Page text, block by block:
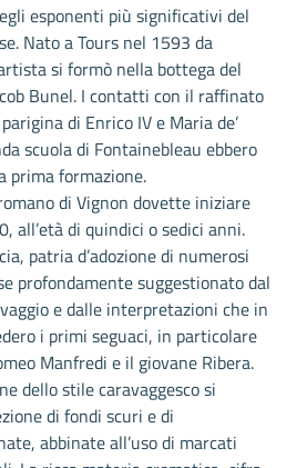
esponenti più significativi del
Nato a Tours nel 1593 da
si formò nella bottega del
Bunel. I contatti con il raffinato
di Enrico IV e Maria de’
scuola di Fontainebleau ebbero
prima formazione.
di Vignon dovette iniziare
all’età di quindici o sedici anni.
patria d’adozione di numerosi
profondamente suggestionato dal
e dalle interpretazioni che in
i primi seguaci, in particolare
Manfredi e il giovane Ribera.
dello stile caravaggesco si
di fondi scuri e di
abbinate all’uso di marcati